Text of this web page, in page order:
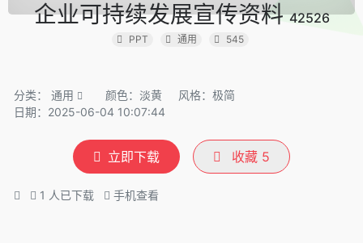
企业可持续发展宣传资料42526
PPT 通用 545
分类： 通用 颜色：淡黄
风格：极简
日期：2025-06-04 10:07:44
立即下载 收藏 5
1 人已下载 手机查看